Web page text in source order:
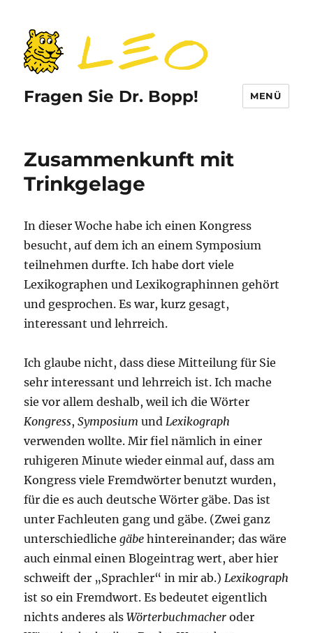
Fragen Sie Dr. Bopp! MENÜ
Zusammenkunft mit
Trinkgelage
In dieser Woche habe ich einen Kongress
besucht, auf dem ich an einem Symposium
teilnehmen durfte. Ich habe dort viele
Lexikographen und Lexikographinnen gehört
und gesprochen. Es war, kurz gesagt,
interessant und lehrreich.
Ich glaube nicht, dass diese Mitteilung für Sie
sehr interessant und lehrreich ist. Ich mache
sie vor allem deshalb, weil ich die Wörter
Kongress,Symposium undLexikograph
verwenden wollte. Mir fiel nämlich in einer
ruhigeren Minute wieder einmal auf, dass am
Kongress viele Fremdwörter benutzt wurden,
für die es auch deutsche Wörter gäbe. Das ist
unter Fachleuten gang und gäbe. (Zwei ganz
unterschiedlichegäbe hintereinander; das wäre
auch einmal einen Blogeintrag wert, aber hier
schweift der „Sprachler“ in mir ab.)Lexikograph
ist so ein Fremdwort. Es bedeutet eigentlich
nichts anderes alsWörterbuchmacheroder